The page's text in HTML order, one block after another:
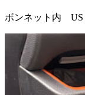
ボンネット内 US